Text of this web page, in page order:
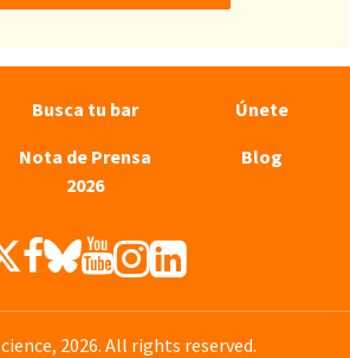
Busca tu bar
Únete
Nota de Prensa
2026
Blog
2026. All rights reserved.